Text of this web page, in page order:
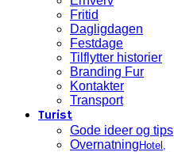
Fritid
Dagligdagen
Festdage
Tilflytter historier
Branding Fur
Kontakter
Transport
Turist
Gode ideer og tips
Overnatning Hotel,